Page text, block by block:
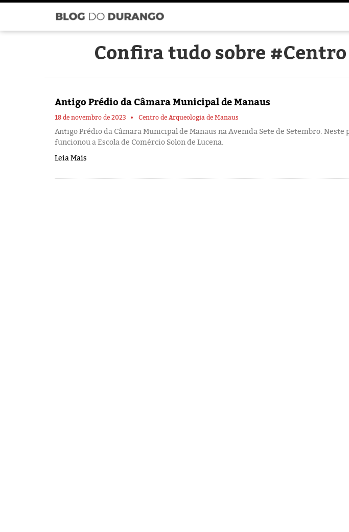
Confira tudo sobre
Antigo Prédio da Câmara Municipal de Manaus
18 de novembro de 2023 Centro de Arqueologia de Manaus
Antigo Prédio da Câmara Municipal de Manaus na Avenida Sete de Setembro.
funcionou a Escola de Comércio Solon de Lucena.
Leia Mais